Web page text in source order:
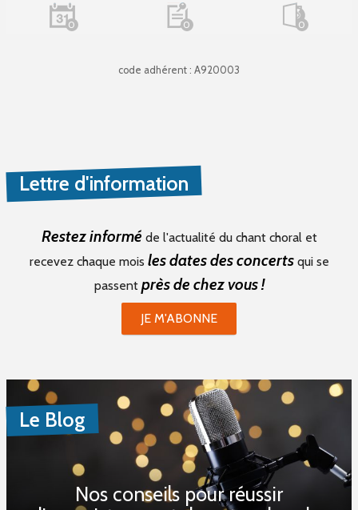
0 0 0
code adhérent : A920003
Lettre d'information
Restez informé de l'actualité du chant choral et
recevez chaque mois les dates des concertsqui se
passent près de chez vous !
JE M'ABONNE
Le Blog
Nos conseils pour réussir